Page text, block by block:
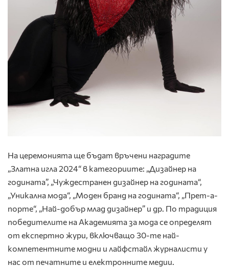
На церемонията ще бъдат връчени наградите
„Златна игла 2024“ в категориите: „Дизайнер на
годината”, „Чуждестранен дизайнер на годината“,
„Уникална мода“, „Моден бранд на годината“, „Прет-а-
порте“, „Най-добър млад дизайнер” и др. По традиция
победителите на Академията за мода се определят
от експертно жури, включващо 30-те най-
компетентните модни и лайфстайл журналисти у
нас от печатните и електронните медии.